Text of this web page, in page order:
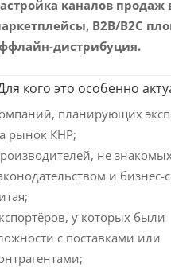
каналов продаж
B2B/B2C
дистрибуция.
кого это особенно
планирующих
рынок КНР;
не
и бизнес-
у которых были
с поставками или